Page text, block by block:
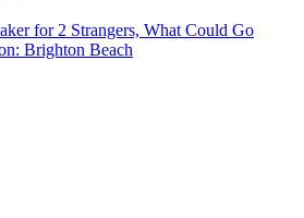
for 2 Strangers, What Could Go
Brighton Beach